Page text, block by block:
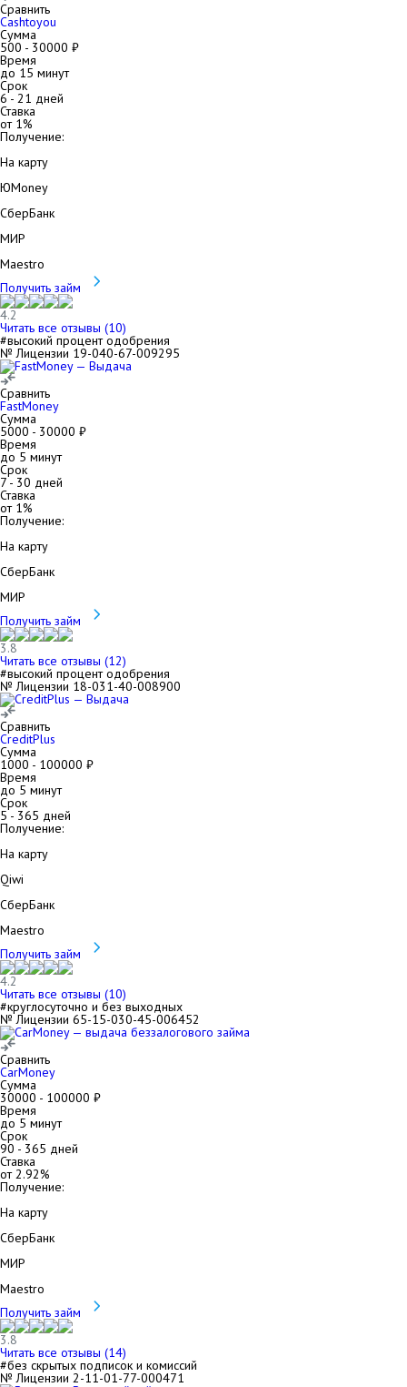
Сравнить
Cashtoyou
Сумма
500 - 30000 ₽
Время
до 15 минут
Срок
6- 21 дней
Ставка
от 1%
Получение:
На карту
ЮMoney
СберБанк
МИР
Maestro
Получить займ
4.2
Читать все отзывы (10)
#высокий процент одобрения
№ Лицензии 19-040-67-009295
Сравнить
FastMoney
Сумма
5000 - 30000 ₽
Время
до 5 минут
Срок
7- 30 дней
Ставка
от 1%
Получение:
На карту
СберБанк
МИР
Получить займ
3.8
Читать все отзывы (12)
#высокий процент одобрения
№ Лицензии 18-031-40-008900
Сравнить
CreditPlus
Сумма
1000 - 100000 ₽
Время
до 5 минут
Срок
5- 365 дней
Получение:
На карту
Qiwi
СберБанк
Maestro
Получить займ
4.2
Читать все отзывы (10)
#круглосуточно и без выходных
№ Лицензии 65-15-030-45-006452
Сравнить
CarMoney
Сумма
30000 - 100000 ₽
Время
до 5 минут
Срок
90 - 365 дней
Ставка
от2.92%
Получение:
На карту
СберБанк
МИР
Maestro
Получить займ
3.8
Читать все отзывы (14)
#без скрытых подписок и комиссий
№ Лицензии 2-11-01-77-000471